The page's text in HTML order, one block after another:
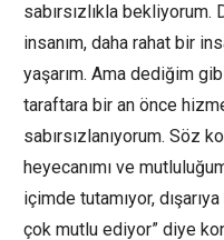
sabırsızlıkla
insanım, daha rahat bir
yaşarım. Ama dediğim
taraftara bir an önce
sabırsızlanıyorum. Söz
heyecanımı ve
içimde tutamıyor,
çok mutlu ediyor” diye